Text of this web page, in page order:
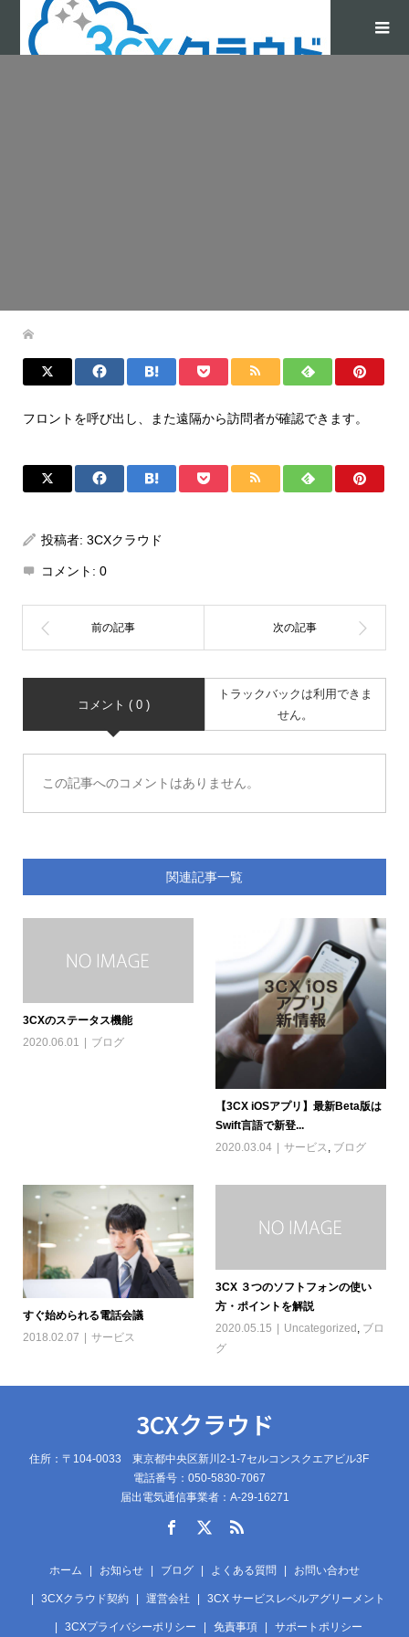
フロントを呼び出し、また遠隔から訪問者が確認できます。
投稿者: 3CXクラウド
コメント: 0
コメント ( 0 )
トラックバックは利用できま
せん。
この記事へのコメントはありません。
関連記事一覧
3CXのステータス機能
2020.06.01
ブログ
【3CX iOSアプリ】最新Beta版は
Swift言語で新登...
2020.03.04
サービス ブログ
すぐ始められる電話会議
2018.02.07
サービス
3CX ３つのソフトフォンの使い
方・ポイントを解説
2020.05.15
Uncategorized, ブロ
グ
3CXクラウド
住所：〒104-0033 東京都中央区新川2-1-7セルコンスクエアビル3F
電話番号：050-5830-7067
届出電気通信事業者：A-29-16271
ホーム お知らせ ブログ よくある質問 お問い合わせ
3CXクラウド契約 運営会社 3CX サービスレベルアグリーメント
3CXプライバシーポリシー 免責事項 サポートポリシー